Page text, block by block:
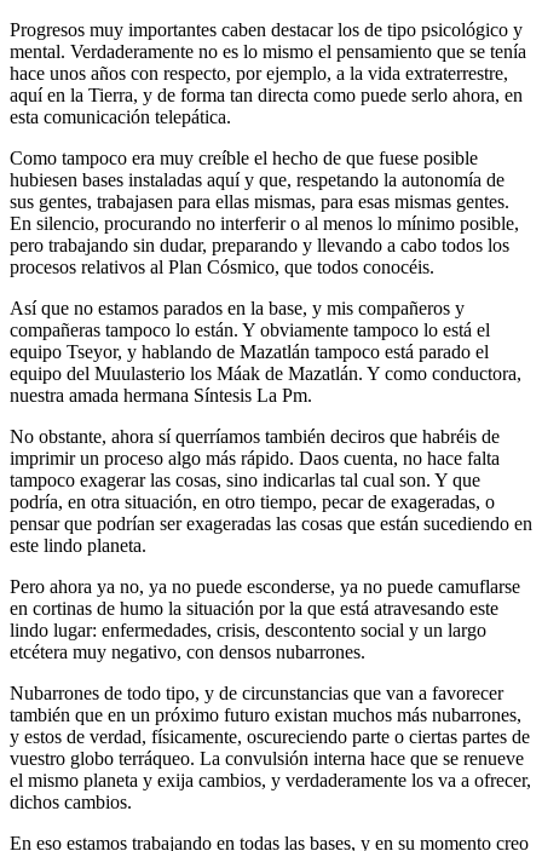
Progresos muy importantes caben destacar los de tipo psicológico y
mental. Verdaderamente no es lo mismo el pensamiento que se tenía
hace unos años con respecto, por ejemplo, a la vida extraterrestre,
aquí en la Tierra, y de forma tan directa como puede serlo ahora, en
esta comunicación telepática.
Como tampoco era muy creíble el hecho de que fuese posible
hubiesen bases instaladas aquí y que, respetando la autonomía de
sus gentes, trabajasen para ellas mismas, para esas mismas gentes.
En silencio, procurando no interferir o al menos lo mínimo posible,
pero trabajando sin dudar, preparando y llevando a cabo todos los
procesos relativos al Plan Cósmico, que todos conocéis.
Así que no estamos parados en la base, y mis compañeros y
compañeras tampoco lo están. Y obviamente tampoco lo está el
equipo Tseyor, y hablando de Mazatlán tampoco está parado el
equipo del Muulasterio los Máak de Mazatlán. Y como conductora,
nuestra amada hermana Síntesis La Pm.
No obstante, ahora sí querríamos también deciros que habréis de
imprimir un proceso algo más rápido. Daos cuenta, no hace falta
tampoco exagerar las cosas, sino indicarlas tal cual son. Y que
podría, en otra situación, en otro tiempo, pecar de exageradas, o
pensar que podrían ser exageradas las cosas que están sucediendo en
este lindo planeta.
Pero ahora ya no, ya no puede esconderse, ya no puede camuflarse
en cortinas de humo la situación por la que está atravesando este
lindo lugar: enfermedades, crisis, descontento social y un largo
etcétera muy negativo, con densos nubarrones.
Nubarrones de todo tipo, y de circunstancias que van a favorecer
también que en un próximo futuro existan muchos más nubarrones,
y estos de verdad, físicamente, oscureciendo parte o ciertas partes de
vuestro globo terráqueo. La convulsión interna hace que se renueve
el mismo planeta y exija cambios, y verdaderamente los va a ofrecer,
dichos cambios.
En eso estamos trabajando en todas las bases, y en su momento creo